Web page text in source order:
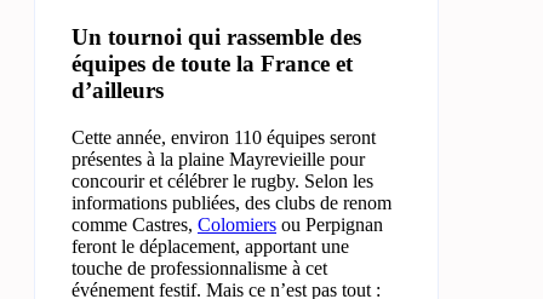
Un tournoi qui rassemble des
équipes de toute la France et
d’ailleurs
Cette année, environ 110 équipes seront
présentes à la plaine Mayrevieille pour
concourir et célébrer le rugby. Selon les
informations publiées, des clubs de renom
comme Castres, Colomiers ou Perpignan
feront le déplacement, apportant une
touche de professionnalisme à cet
événement festif. Mais ce n’est pas tout :